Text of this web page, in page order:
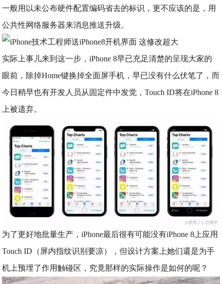
一般用以未公布硬件配置编码省去的标识，更不应该的是，用
公共性网络服务器来消息推送升级。
实际上事儿来到这一步，iPhone 8早已充足清楚的呈现大家的
眼前，除掉Home键换掉全面屏手机，早已没有什么伏笔了，而
今日稍早也有开发人员从固定件中发觉，Touch ID将在iPhone 8
上被遗弃。
为了更好地批量生产，iPhone最后很有可能没有iPhone 8上应用
Touch ID（屏内指纹识别要凉），但设计方案上她们還是为手
机上预埋了作用触碰区，究竟那样的实际操作是如何的呢？